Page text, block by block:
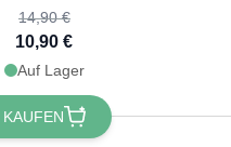
14,90 €
10,90 €
Auf Lager
KAUFEN